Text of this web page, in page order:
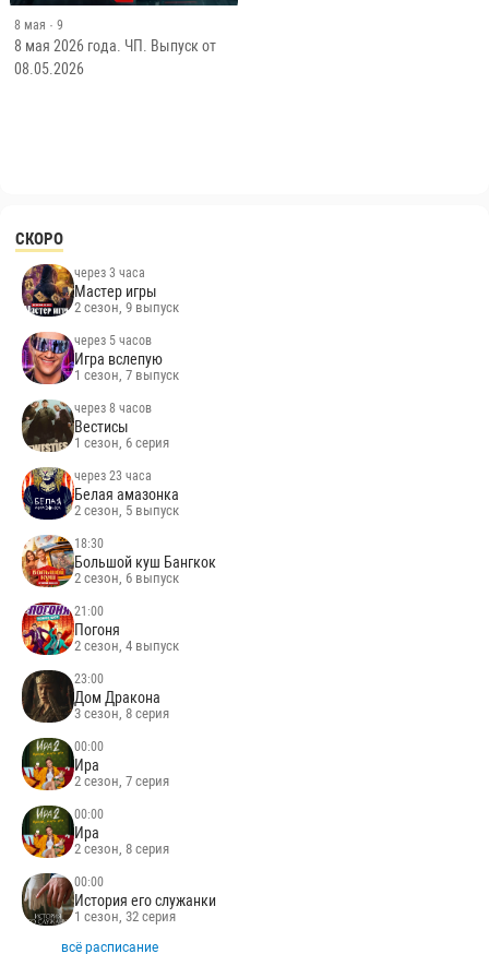
8 мая · 9
8 мая 2026 года. ЧП. Выпуск от
08.05.2026
СКОРО
через 3 часа
Мастер игры
2 сезон, 9 выпуск
через 5 часов
Игра вслепую
1 сезон, 7 выпуск
через 8 часов
Вестисы
1 сезон, 6 серия
через 23 часа
Белая амазонка
2 сезон, 5 выпуск
18:30
Большой куш Бангкок
2 сезон, 6 выпуск
21:00
Погоня
2 сезон, 4 выпуск
23:00
Дом Дракона
3 сезон, 8 серия
00:00
Ира
2 сезон, 7 серия
00:00
Ира
2 сезон, 8 серия
00:00
История его служанки
1 сезон, 32 серия
всё расписание